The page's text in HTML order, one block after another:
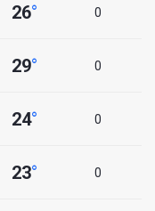
26° 0
29° 0
24° 0
23° 0